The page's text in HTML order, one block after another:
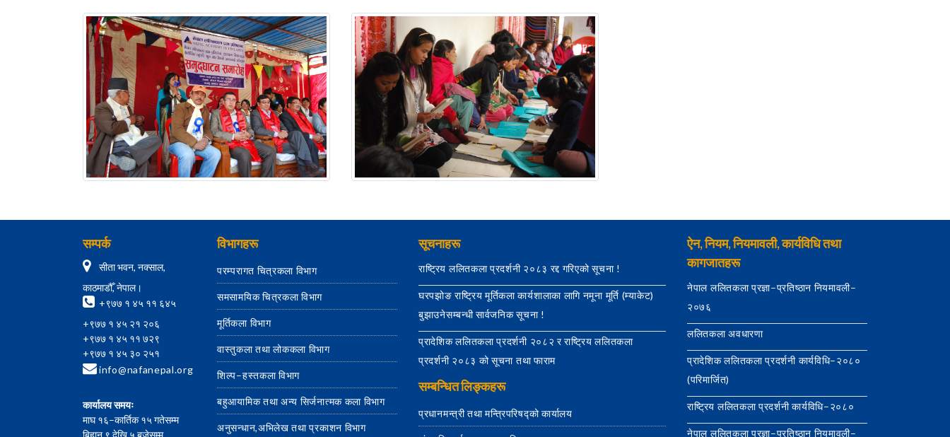
सम्पर्क
सीता भवन, नक्साल,
काठमाडौँ, नेपाल।
+९७७ १ ४५ ११ ६४५
+९७७ १ ४५ २१ २०६
+९७७ १ ४५ ११ ७२९
+९७७ १ ४५ ३० २५१
info@nafanepal.org
कार्यालय समयः
माघ १६–कार्तिक १५ गतेसम्म
विभागहरू
परम्परागत चित्रकला विभाग
समसामयिक चित्रकला विभाग
मूर्तिकला विभाग
वास्तुकला तथा लोककला विभाग
शिल्प–हस्तकला विभाग
बहुआयामिक तथा अन्य सिर्जनात्मक कला विभाग
अनुसन्धान,अभिलेख तथा प्रकाशन विभाग
सूचनाहरू
राष्ट्रिय ललितकला प्रदर्शनी २०८३ रद्द गरिएको सूचना !
घरपझोङ राष्ट्रिय मूर्तिकला कार्यशालाका लागि नमूना मूर्ति (म्याकेट)
बुझाउनेसम्बन्धी सार्वजनिक सूचना !
प्रादेशिक ललितकला प्रदर्शनी २०८२ र राष्ट्रिय ललितकला
प्रदर्शनी २०८३ को सूचना तथा फाराम
सम्बन्धित लिङ्कहरू
प्रधानमन्त्री तथा मन्त्रिपरिषद्को कार्यालय
ऐन, नियम, नियमावली, कार्यविधि तथा
कागजातहरू
नेपाल ललितकला प्रज्ञा–प्रतिष्ठान नियमावली–
२०७६
ललितकला अवधारणा
प्रादेशिक ललितकला प्रदर्शनी कार्यविधि–२०८०
(परिमार्जित)
राष्ट्रिय ललितकला प्रदर्शनी कार्यविधि–२०८०
नेपाल ललितकला प्रज्ञा–प्रतिष्ठान नियमावली–